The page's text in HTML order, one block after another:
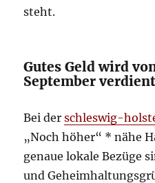
steht.
Gutes Geld wird
September verdient
Bei derschleswig-
„Noch höher“ * nähe
genaue lokale Bezüge
und